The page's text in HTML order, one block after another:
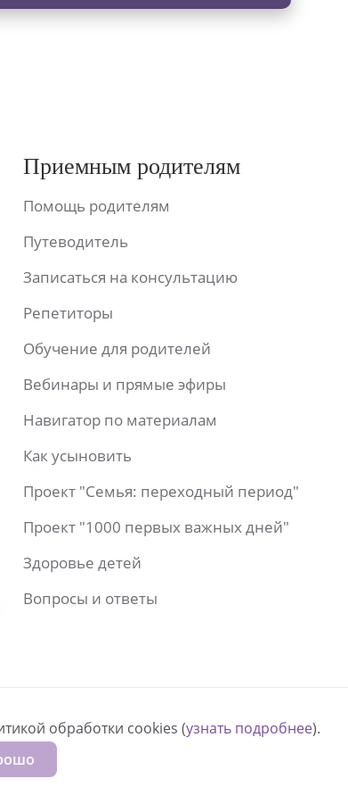
Приемным родителям
Помощь родителям
Путеводитель
Записаться на консультацию
Репетиторы
Обучение для родителей
Вебинары и прямые эфиры
Навигатор по материалам
Как усыновить
Проект "Семья: переходный период"
Проект "1000 первых важных дней"
Здоровье детей
Вопросы и ответы
обработки cookies (узнать подробнее).